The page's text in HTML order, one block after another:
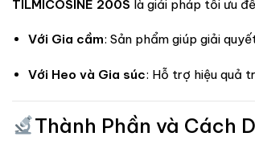
TILMICOSINE 200S là giải pháp tối ưu
Với Gia cầm: Sản phẩm giúp giải
Với Heo và Gia súc: Hỗ trợ hiệu quả
Thành Phần và Cách